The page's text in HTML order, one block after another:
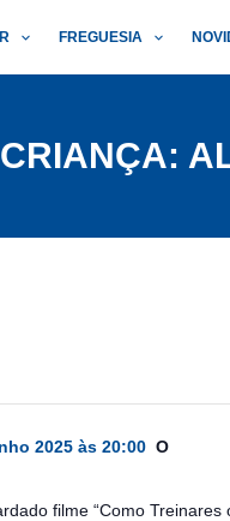
FREGUESIA
2025 às 20:00 O
filme “Como Treinares